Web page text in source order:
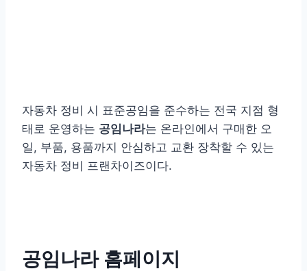
자동차 정비 시 표준공임을 준수하는 전국 지점 형
태로 운영하는 공임나라는 온라인에서 구매한 오
일, 부품, 용품까지 안심하고 교환 장착할 수 있는
자동차 정비 프랜차이즈이다.
공임나라 홈페이지